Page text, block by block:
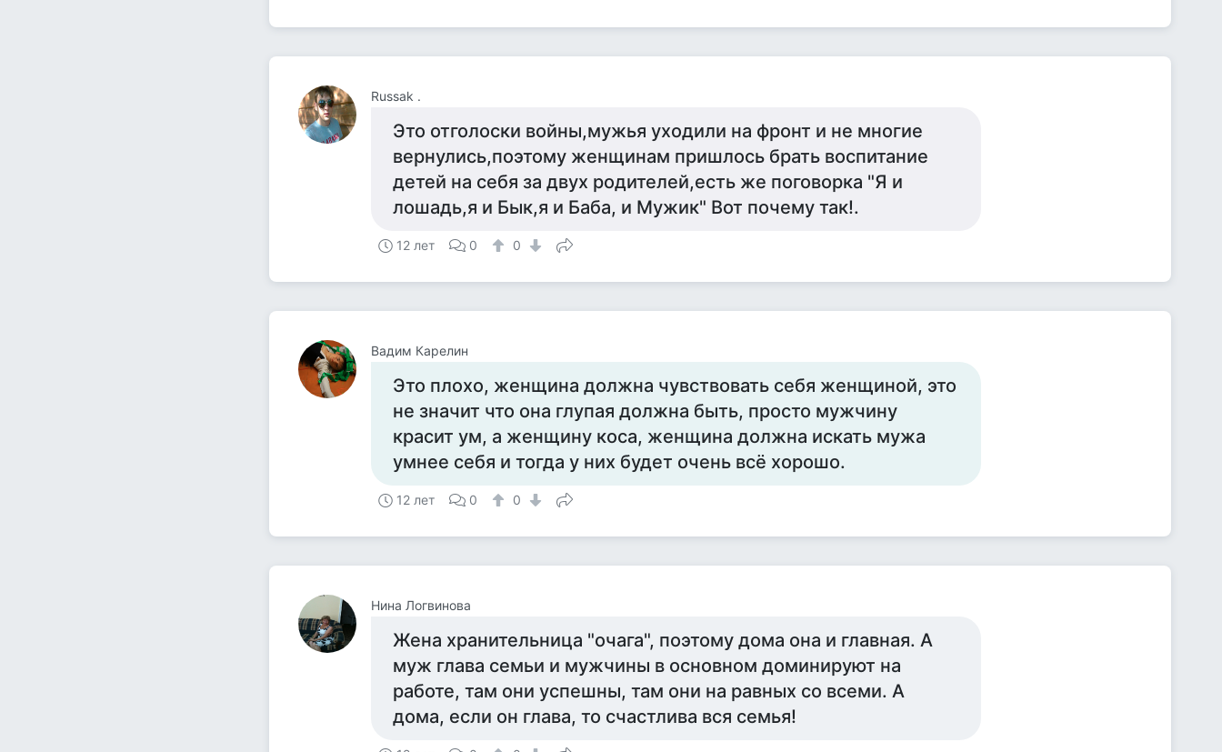
Russak .
Это отголоски войны,мужья уходили на фронт и не многие
вернулись,поэтому женщинам пришлось брать воспитание
детей на себя за двух родителей,есть же поговорка "Я и
лошадь,я и Бык,я и Баба, и Мужик" Вот почему так!.
12 лет 0 0
Вадим Карелин
Это плохо, женщина должна чувствовать себя женщиной, это
не значит что она глупая должна быть, просто мужчину
красит ум, а женщину коса, женщина должна искать мужа
умнее себя и тогда у них будет очень всё хорошо.
12 лет 0 0
Нина Логвинова
Жена хранительница "очага", поэтому дома она и главная. А
муж глава семьи и мужчины в основном доминируют на
работе, там они успешны, там они на равных со всеми. А
дома, если он глава, то счастлива вся семья!